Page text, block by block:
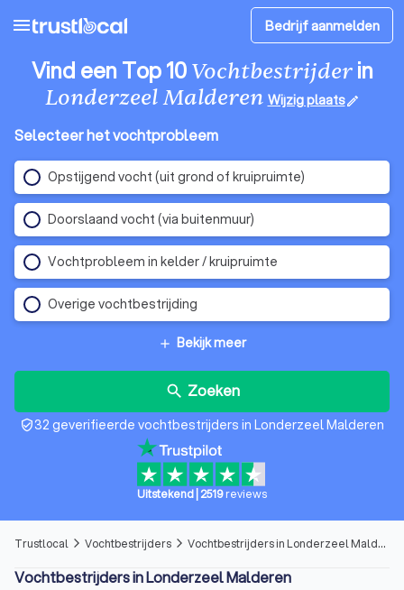
menu Bedrijf aanmelden
Vind een Top 10Vochtbestrijderin
Londerzeel Malderen Wijzig plaatsedit
Selecteer het vochtprobleem
Opstijgend vocht (uit grond of kruipruimte)
Doorslaand vocht (via buitenmuur)
Vochtprobleem in kelder / kruipruimte
Overige vochtbestrijding
add Bekijk meer
search Zoeken
verified_user32 geverifieerde vochtbestrijders in Londerzeel Malderen
Uitstekend 2519reviews
Trustlocal arrow_forward_ios Vochtbestrijders arrow_forward_ios Vochtbestrijders in Londerzeel Malderen
Vochtbestrijders in Londerzeel Malderen